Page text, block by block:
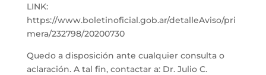
LINK:
https://www.boletinoficial.gob.ar/detalleAviso/pri
mera/232798/20200730
Quedo a disposición ante cualquier consulta o
aclaración. A tal fin, contactar a: Dr. Julio C.